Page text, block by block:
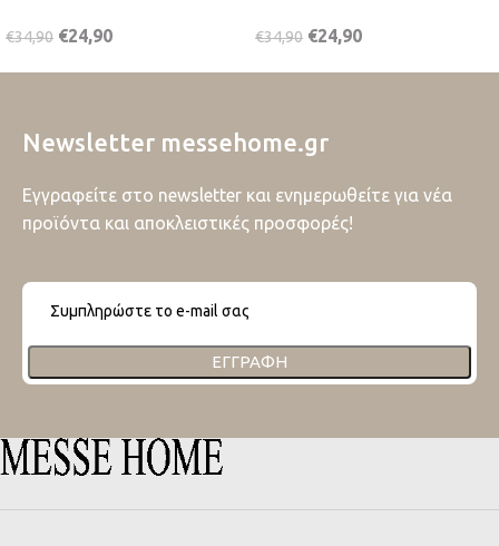
€34,90 €24,90 €34,90 €24,90
Newsletter messehome.gr
Εγγραφείτε στο newsletter και ενημερωθείτε για νέα
προϊόντα και αποκλειστικές προσφορές!
ΕΓΓΡΑΦΉ